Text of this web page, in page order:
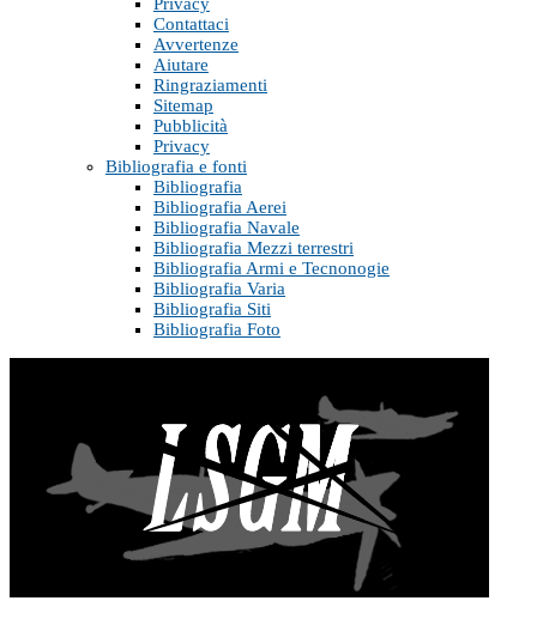
Privacy
Contattaci
Avvertenze
Aiutare
Ringraziamenti
Sitemap
Pubblicità
Privacy
Bibliografia e fonti
Bibliografia
Bibliografia Aerei
Bibliografia Navale
Bibliografia Mezzi terrestri
Bibliografia Armi e Tecnonogie
Bibliografia Varia
Bibliografia Siti
Bibliografia Foto